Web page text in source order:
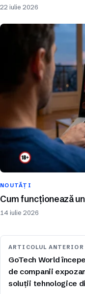
22 iulie 2026
NOUTĂȚI
Cum funcționează
14 iulie 2026
ARTICOLUL ANTERIOR
GoTech World
de companii
soluții tehnologice